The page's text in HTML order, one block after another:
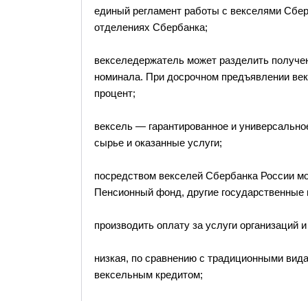
единый регламент работы с векселями
отделениях Сбербанка;
векселедержатель может разделить
номинала. При досрочном предъявлении
процент;
вексель — гарантированное и
сырье и оказанные услуги;
посредством векселей Сбербанка России
Пенсионный фонд, другие
производить оплату за услуги
низкая, по сравнению с традиционными
вексельным кредитом;